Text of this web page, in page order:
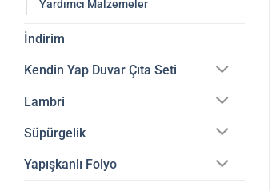
Yardımcı Malzemeler
İndirim
Kendin Yap Duvar Çıta Seti
Lambri
Süpürgelik
Yapışkanlı Folyo